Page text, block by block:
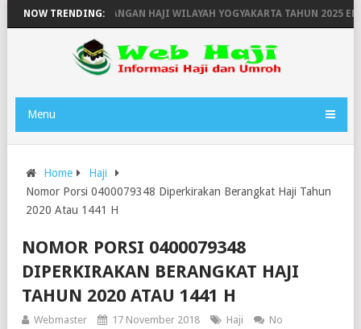
NOW TRENDING:
DAN KEPULANGAN HAJI WILAYAH YOGYAKARTA TAHUN 2025
Menu
Home
Haji
Nomor Porsi 0400079348 Diperkirakan Berangkat Haji Tahun
2020 Atau 1441 H
NOMOR PORSI 0400079348
DIPERKIRAKAN BERANGKAT HAJI
TAHUN 2020 ATAU 1441 H
Webmaster 17 November 2018 Haji
No